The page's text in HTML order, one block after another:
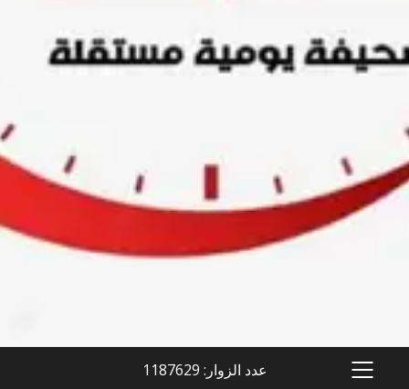
PRIMARY
عدد الزوار: 1187629